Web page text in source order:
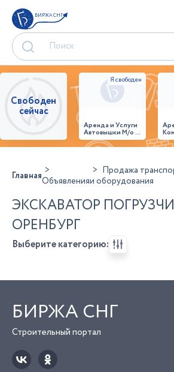
БИРЖА СНГ
Свободен
сейчас
Аренда и Услуги
Автовышки М/о г.
Домодедово
26,28,32 место
ГлавнаяОбъявления
Продажа
и оборудования
ЭКСКАВАТОР
ОРЕНБУРГ
Выберите категорию:
БИРЖА СНГ
Строительный портал